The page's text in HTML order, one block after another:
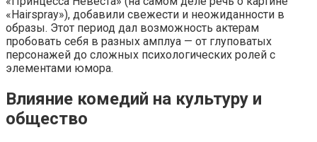
«Hairspray»), добавили свежести и неожиданности в
образы. Этот период дал возможность актерам
пробовать себя в разных амплуа — от глуповатых
персонажей до сложных психологических ролей с
элементами юмора.
Влияние комедий на культуру и
общество